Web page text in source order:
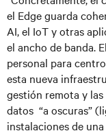
el Edge guarda
AI, el IoT y otras
el ancho de banda.
personal para
esta nueva
gestión remota y
datos “a oscuras”
instalaciones de